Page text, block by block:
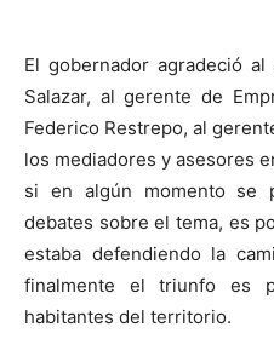
El gobernador agradeció
Salazar, al gerente de
Federico Restrepo, al
los mediadores y asesores
si en algún momento se
debates sobre el tema, es
estaba defendiendo la
finalmente el triunfo es
habitantes del territorio.